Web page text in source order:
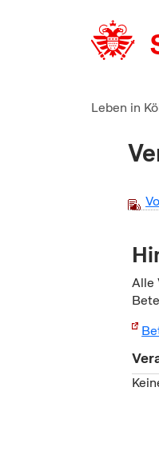
Leben in
Alle